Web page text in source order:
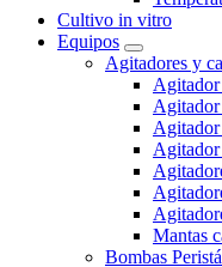
Cultivo in vitro
Equipos
Agitadores y
Mantas
Bombas